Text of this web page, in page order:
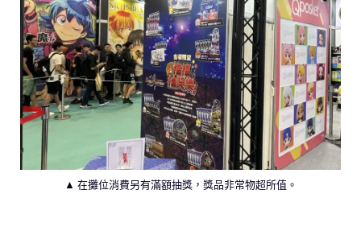
▲ 在攤位消費另有滿額抽獎，獎品非常物超所值。